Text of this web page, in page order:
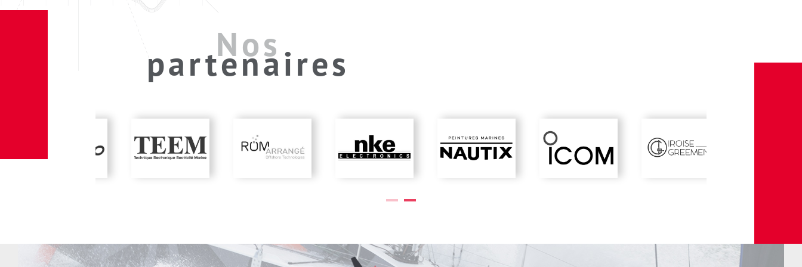
Nos
partenaires